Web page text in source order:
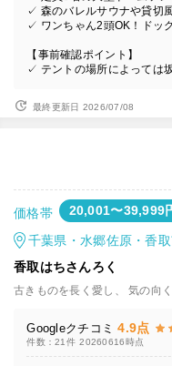
✓ 森のバレルサウナや貸切
✓ ワンちゃん2頭OK！ドッ
【事前確認ポイント】
✓ テントの場所によっては
最終更新日 2026/07/08
価格帯 20,001〜39,999
千葉県・水郷佐原・香
香取はちさんろく
古きものを長く愛し、 ​気の向
Googleクチコミ 4.9点
件数：21件 20260616時点